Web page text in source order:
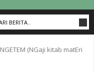
NGETEM (NGaji kitab matEri